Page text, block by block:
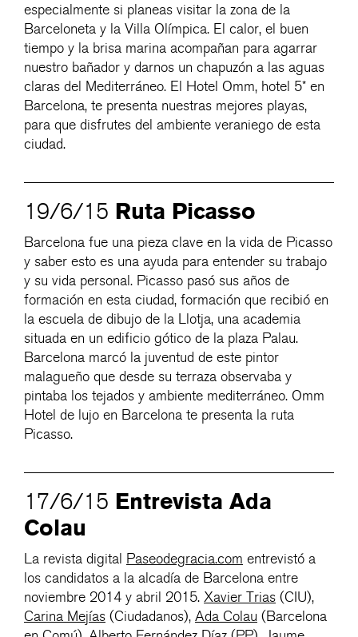
especialmente si planeas visitar la zona de la
Barceloneta y la Villa Olímpica. El calor, el buen
tiempo y la brisa marina acompañan para agarrar
nuestro bañador y darnos un chapuzón a las aguas
claras del Mediterráneo. El Hotel Omm, hotel 5* en
Barcelona, te presenta nuestras mejores playas,
para que disfrutes del ambiente veraniego de esta
ciudad.
19/6/15 Ruta Picasso
Barcelona fue una pieza clave en la vida de Picasso
y saber esto es una ayuda para entender su trabajo
y su vida personal. Picasso pasó sus años de
formación en esta ciudad, formación que recibió en
la escuela de dibujo de la Llotja, una academia
situada en un edificio gótico de la plaza Palau.
Barcelona marcó la juventud de este pintor
malagueño que desde su terraza observaba y
pintaba los tejados y ambiente mediterráneo. Omm
Hotel de lujo en Barcelona te presenta la ruta
Picasso.
17/6/15 Entrevista Ada
Colau
La revista digital Paseodegracia.com entrevistó a
los candidatos a la alcadía de Barcelona entre
noviembre 2014 y abril 2015. Xavier Trias (CIU),
Carina Mejías (Ciudadanos), Ada Colau (Barcelona